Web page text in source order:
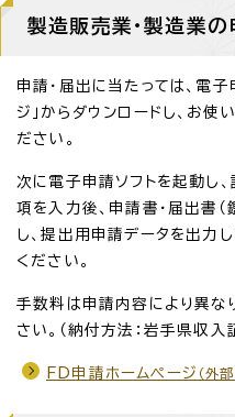
製造販売業・製造業
申請・届出に当たっては、電
ジ」からダウンロードし、お使
ださい。
次に電子申請ソフトを起動し
項を入力後、申請書・届出書
し、提出用申請データを出力
ください。
手数料は申請内容により異な
さい。（納付方法：岩手県収入
FD申請ホームページ （外